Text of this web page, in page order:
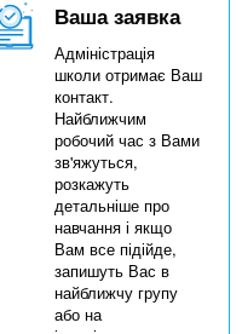
Ваша заявка
Адміністрація
школи отримає Ваш
контакт.
Найближчим
робочий час з Вами
зв'яжуться,
розкажуть
детальніше про
навчання і якщо
Вам все підійде,
запишуть Вас в
найближчу групу
або на